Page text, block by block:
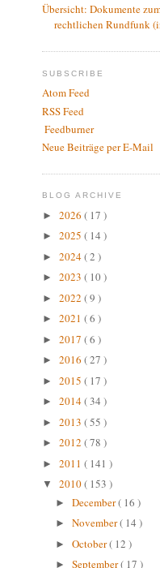
Übersicht: Dokumente
rechtlichen Rundfunk
SUBSCRIBE
Atom Feed
RSS Feed
Feedburner
Neue Beiträge per E-Mail
BLOG ARCHIVE
► 2026 ( 17 )
► 2025 ( 14 )
► 2024( 2 )
► 2023 ( 10 )
► 2022 ( 9 )
► 2021 ( 6 )
► 2017 ( 6 )
► 2016 ( 27 )
► 2015 ( 17 )
► 2014( 34 )
► 2013 ( 55 )
► 2012 ( 78 )
► 2011 ( 141 )
▼ 2010( 153 )
► December( 16 )
► November( 14 )
► October( 12 )
► September( 17 )